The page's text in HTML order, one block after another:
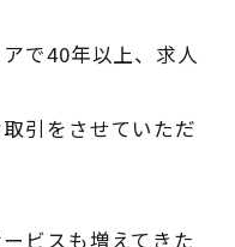
で40年以上、求人
引をさせていただ
ビスも増えてきた